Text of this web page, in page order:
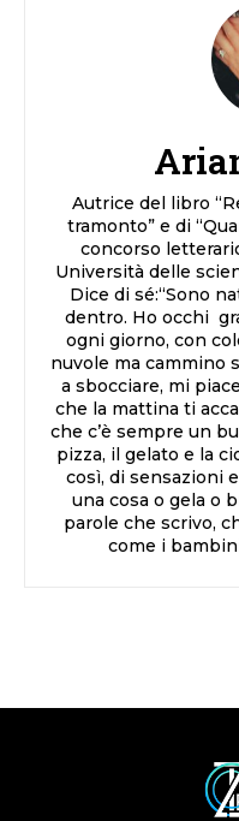
Autrice del libro
tramonto” e di
concorso
Università delle
Dice di sé:“Sono
dentro. Ho occhi
ogni giorno, con
nuvole ma cammino
a sbocciare, mi
che la mattina ti
che c’è sempre un
pizza, il gelato e la
così, di sensazioni
una cosa o gela o
parole che scrivo,
come i